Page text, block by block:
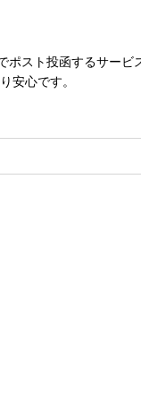
ポスト投函するサービ
安心です。